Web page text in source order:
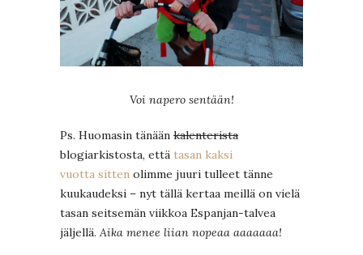
Voi napero sentään!
Ps. Huomasin tänään kalenterista
blogiarkistosta, että tasan kaksi
vuotta sitten olimme juuri tulleet tänne
kuukaudeksi – nyt tällä kertaa meillä on vielä
tasan seitsemän viikkoa Espanjan-talvea
jäljellä. Aika menee liian nopeaa aaaaaaa!